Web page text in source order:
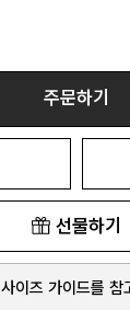
주문하기
선물하기
사이즈 가이드를 참